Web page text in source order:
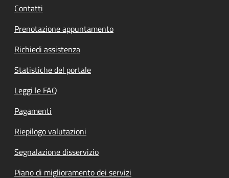
Contatti
Prenotazione appuntamento
Richiedi assistenza
Statistiche del portale
Leggi le FAQ
Pagamenti
Riepilogo valutazioni
Segnalazione disservizio
Piano di miglioramento dei servizi